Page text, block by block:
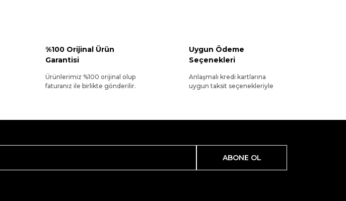
%100 Orijinal Ürün
Garantisi
Ürünlerimiz %100 orijinal olup
faturanız ile birlikte gönderilir.
Uygun Ödeme
Seçenekleri
Anlaşmalı kredi kartlarına
uygun taksit seçenekleriyle
ABONE OL